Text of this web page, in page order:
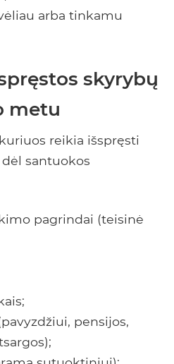
arba tinkamu
skyrybų
metu
reikia išspręsti
santuokos
pagrindai (teisinė
pensijos,